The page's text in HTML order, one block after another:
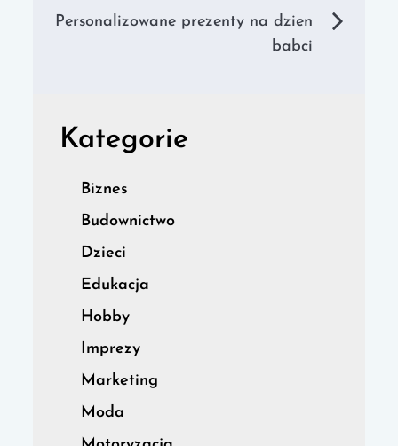
wpisu
Personalizowane prezenty na dzien
babci
Kategorie
Biznes
Budownictwo
Dzieci
Edukacja
Hobby
Imprezy
Marketing
Moda